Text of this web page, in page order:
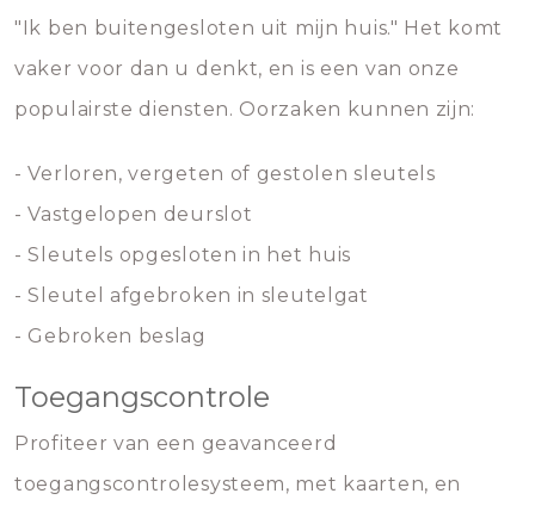
"Ik ben buitengesloten uit mijn huis." Het komt
vaker voor dan u denkt, en is een van onze
populairste diensten. Oorzaken kunnen zijn:
- Verloren, vergeten of gestolen sleutels
- Vastgelopen deurslot
- Sleutels opgesloten in het huis
- Sleutel afgebroken in sleutelgat
- Gebroken beslag
Toegangscontrole
Profiteer van een geavanceerd
toegangscontrolesysteem, met kaarten, en